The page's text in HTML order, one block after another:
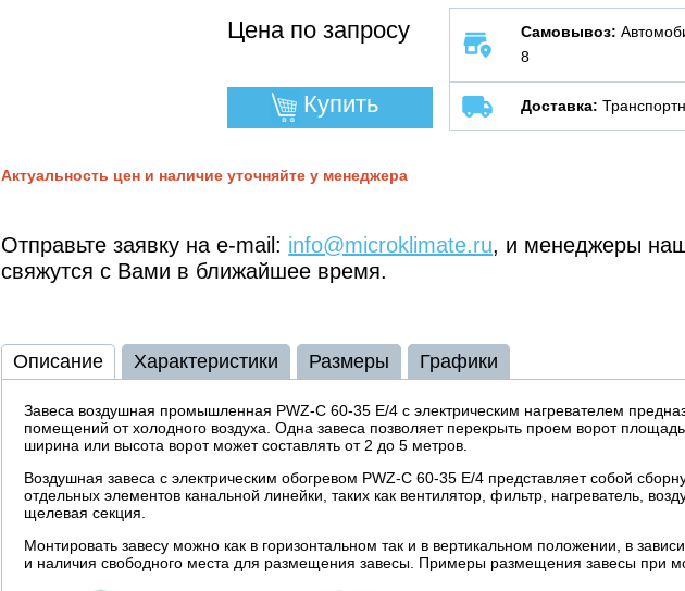
Цена по запросу
Купить
Самовывоз:
8
Доставка:
Актуальность цен и наличие уточняйте у менеджера
Отправьте заявку на e-mail: info@microklimate.ru, и менеджеры
свяжутся с Вами в ближайшее время.
Описание Характеристики Размеры Графики
Завеса воздушная промышленная PWZ-C 60-35 E/4 с электрическим нагревателем
помещений от холодного воздуха. Одна завеса позволяет перекрыть проем ворот
ширина или высота ворот может составлять от 2 до 5 метров.
Воздушная завеса с электрическим обогревом PWZ-C 60-35 E/4 представляет собой
отдельных элементов канальной линейки, таких как вентилятор, фильтр, нагреватель,
щелевая секция.
Монтировать завесу можно как в горизонтальном так и в вертикальном положении, в
и наличия свободного места для размещения завесы. Примеры размещения завесы при